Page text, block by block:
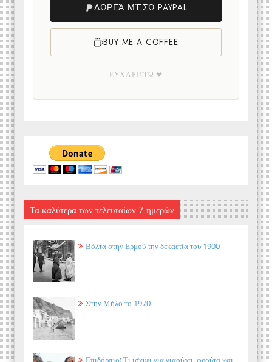
ΔΩΡΕΆ ΜΈΣΩ PAYPAL
BUY ME A COFFEE
ΕΥΧΑΡΙΣΤΏ ❤
Τα καλύτερα των τελευταίων 7 ημερών
Βόλτα στην Ερμού την δεκαετία του 1900
Στην Μήλο το 1970
Επιδόρπιο: Τι ισχύει για γιαούρτι, φρούτα και